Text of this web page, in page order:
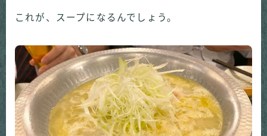
これが、スープになるんでしょう。